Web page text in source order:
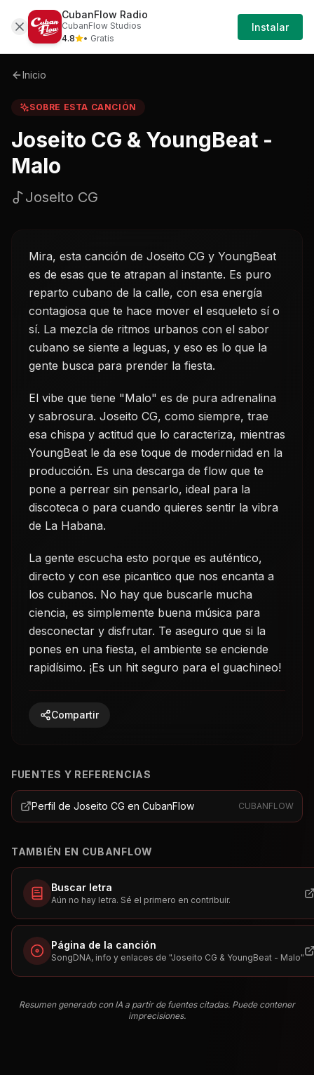
Sobre Joseito-cg-youngbeat---malo-joseito-
Iniciar
Sesión
Inicio
SOBRE ESTA CANCIÓN
Joseito CG & YoungBeat -
Malo
Joseito CG
Mira, esta canción de Joseito CG y YoungBeat
es de esas que te atrapan al instante. Es puro
reparto cubano de la calle, con esa energía
contagiosa que te hace mover el esqueleto sí o
sí. La mezcla de ritmos urbanos con el sabor
cubano se siente a leguas, y eso es lo que la
gente busca para prender la fiesta.
El vibe que tiene "Malo" es de pura adrenalina
y sabrosura. Joseito CG, como siempre, trae
esa chispa y actitud que lo caracteriza, mientras
YoungBeat le da ese toque de modernidad en la
producción. Es una descarga de flow que te
pone a perrear sin pensarlo, ideal para la
discoteca o para cuando quieres sentir la vibra
de La Habana.
La gente escucha esto porque es auténtico,
directo y con ese picantico que nos encanta a
los cubanos. No hay que buscarle mucha
ciencia, es simplemente buena música para
desconectar y disfrutar. Te aseguro que si la
pones en una fiesta, el ambiente se enciende
rapidísimo. ¡Es un hit seguro para el guachineo!
Compartir
FUENTES Y REFERENCIAS
Perfil de Joseito CG en CubanFlow CUBANFLOW
TAMBIÉN EN CUBANFLOW
Buscar letra
Aún no hay letra. Sé el primero en contribuir.
Página de la canción
SongDNA, info y enlaces de "Joseito CG & YoungBeat - Malo"
Resumen generado con IA a partir de fuentes citadas. Puede contener
imprecisiones.
CubanFlow Radio
CubanFlow Studios
4.8
• Gratis
Instalar